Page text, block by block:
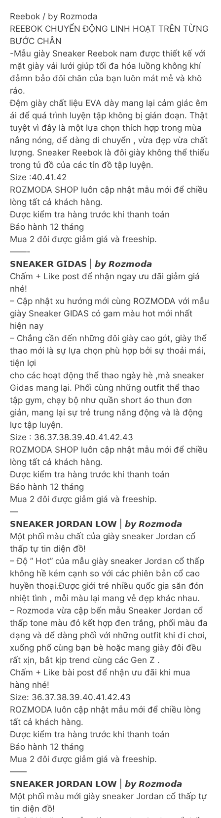
Reebok / by Rozmoda
REEBOK CHUYỂN ĐỘNG LINH HOẠT TRÊN TỪNG
BƯỚC CHÂN
-Mẫu giày Sneaker Reebok nam được thiết kế với
mặt giày vải lưới giúp tối đa hóa luồng không khí
đảmn bảo đôi chân của bạn luôn mát mẻ và khô
ráo.
Đệm giày chất liệu EVA dày mang lại cảm giác êm
ái để quá trình luyện tập không bị gián đoạn. Thật
tuyệt vì đây là một lựa chọn thích hợp trong mùa
nắng nóng, dể dàng di chuyển , vừa đẹp vừa chất
lượng. Sneaker Reebok là đôi giày không thể thiếu
trong tủ đồ của các tín đồ tập luyện.
Size :40.41.42
ROZMODA SHOP luôn cập nhật mẫu mới để chiều
lòng tất cả khách hàng.
Được kiểm tra hàng trước khi thanh toán
Bảo hành 12 tháng
Mua 2 đôi được giảm giá và freeship.
——-
𝗦𝗡𝗘𝗔𝗞𝗘𝗥 𝗚𝗜𝗗𝗔𝗦 | 𝙗𝙮 𝙍𝙤𝙯𝙢𝙤𝙙𝙖
Chấm + Like post để nhận ngay ưu đãi giảm giá
nhé!
– Cập nhật xu hướng mới cùng ROZMODA với mẫu
giày Sneaker GIDAS có gam màu hot mới nhất
hiện nay
– Chắng cần đến những đôi giày cao gót, giày thể
thao mới là sự lựa chọn phù hợp bởi sự thoải mái,
tiện lợi
cho các hoạt động thể thao ngày hè ,mà sneaker
Gidas mang lại. Phối cùng những outfit thể thao
tập gym, chạy bộ như quần short áo thun đơn
giản, mang lại sự trẻ trung năng động và là động
lực tập luyện.
Size : 36.37.38.39.40.41.42.43
ROZMODA SHOP luôn cập nhật mẫu mới để chiều
lòng tất cả khách hàng.
Được kiểm tra hàng trước khi thanh toán
Bảo hành 12 tháng
Mua 2 đôi được giảm giá và freeship.
—
𝗦𝗡𝗘𝗔𝗞𝗘𝗥 𝗝𝗢𝗥𝗗𝗔𝗡 𝗟𝗢𝗪 | 𝙗𝙮 𝙍𝙤𝙯𝙢𝙤𝙙𝙖
Một phối màu chất của giày sneaker Jordan cổ
thấp tự tin diện đồ!
– Độ ” Hot” của mẫu giày sneaker Jordan cổ thấp
không hề kém cạnh so với các phiên bản cổ cao
huyền thoại.Được giới trẻ nhiều quốc gia săn đón
nhiệt tình , mỗi màu lại mang vẻ đẹp khác nhau.
– Rozmoda vừa cập bến mẫu Sneaker Jordan cổ
thấp tone màu đỏ kết hợp đen trắng, phối màu đa
dạng và dể dàng phối với những outfit khi đi chơi,
xuống phố cùng bạn bè hoặc mang giày đôi đều
rất xịn, bắt kịp trend cùng các Gen Z .
Chấm + Like bài post để nhận ưu đãi khi mua
hàng nhé!
Size: 36.37.38.39.40.41.42.43
ROZMODA luôn cập nhật mẫu mới để chiều lòng
tất cả khách hàng.
Được kiểm tra hàng trước khi thanh toán
Bảo hành 12 tháng
Mua 2 đôi được giảm giá và freeship.
——
𝗦𝗡𝗘𝗔𝗞𝗘𝗥 𝗝𝗢𝗥𝗗𝗔𝗡 𝗟𝗢𝗪 | 𝙗𝙮 𝙍𝙤𝙯𝙢𝙤𝙙𝙖
Một phối màu mới giày sneaker Jordan cổ thấp tự
tin diện đồ!